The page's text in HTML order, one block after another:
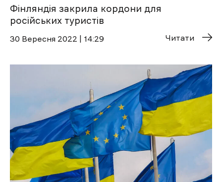
Фінляндія закрила кордони для
російських туристів
30 Вересня 2022 | 14:29 Читати